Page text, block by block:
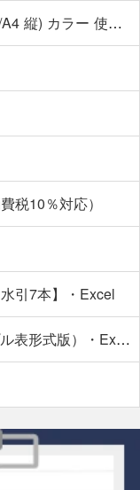
請求書 (インボイス対応/自動計算/A4 縦) カラー 使い方解説あり
税10％対応）
引7本】・Excel
健康保険資格喪失証明書（シンプル表形式版）・Excel【見本付き】